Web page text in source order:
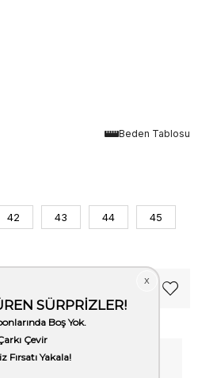
Beden Tablosu
42 43 44
45